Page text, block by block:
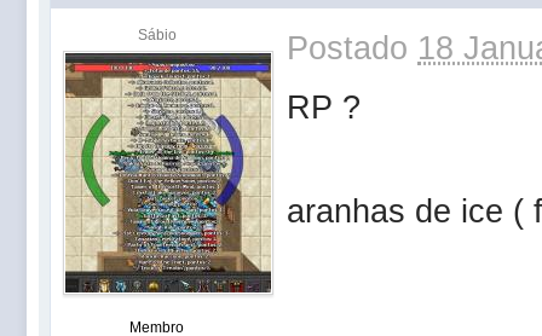
Sábio
Membro
Postado 18
RP ?
aranhas de ice (